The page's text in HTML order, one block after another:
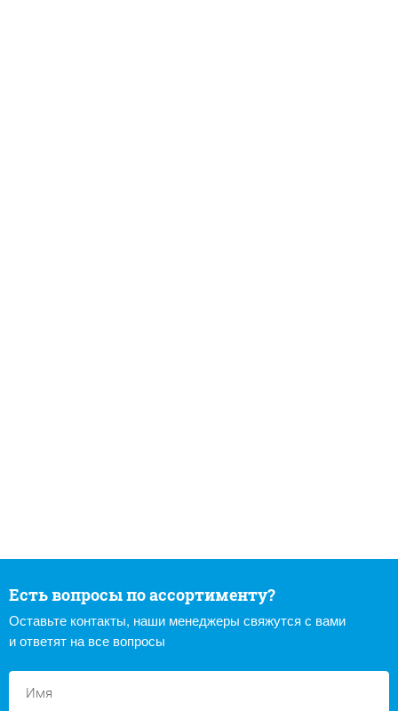
Есть вопросы по ассортименту?
Оставьте контакты, наши менеджеры свяжутся с вами
и ответят на все вопросы